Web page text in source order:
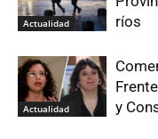
Actualidad
ríos
Actualidad
y